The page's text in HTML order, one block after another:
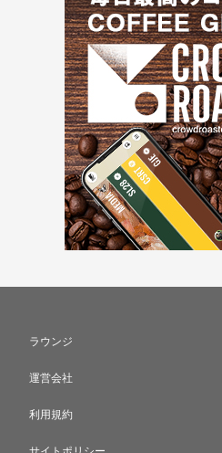
ラウンジ
運営会社
利用規約